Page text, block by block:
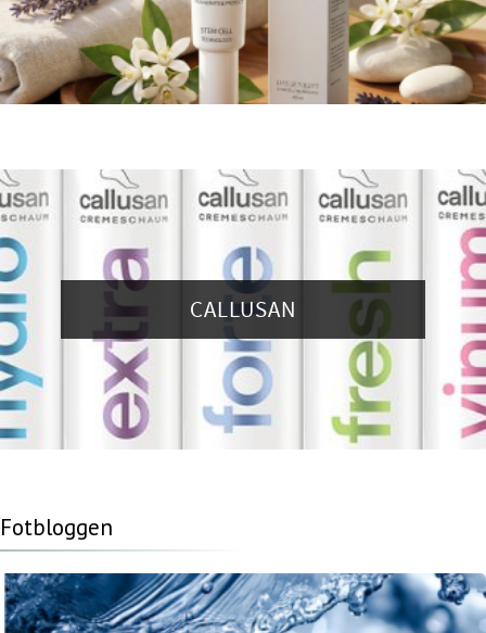
CALLUSAN
Fotbloggen